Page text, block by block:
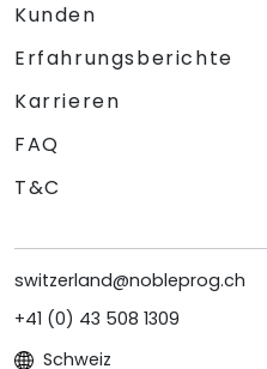
Kunden
Erfahrungsberichte
Karrieren
FAQ
T&C
switzerland@nobleprog.ch
+41 (0) 43 508 1309
Schweiz